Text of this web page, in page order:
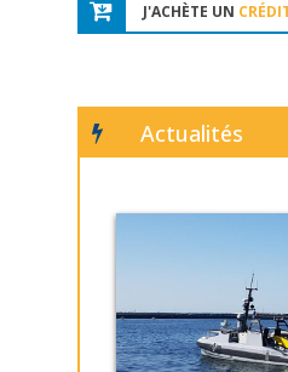
J'ACHÈTE UN
Actualités